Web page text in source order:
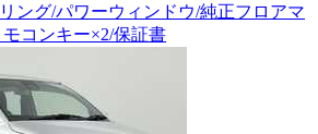
ング/パワーウィンドウ/純正フロアマ
コンキー×2/保証書